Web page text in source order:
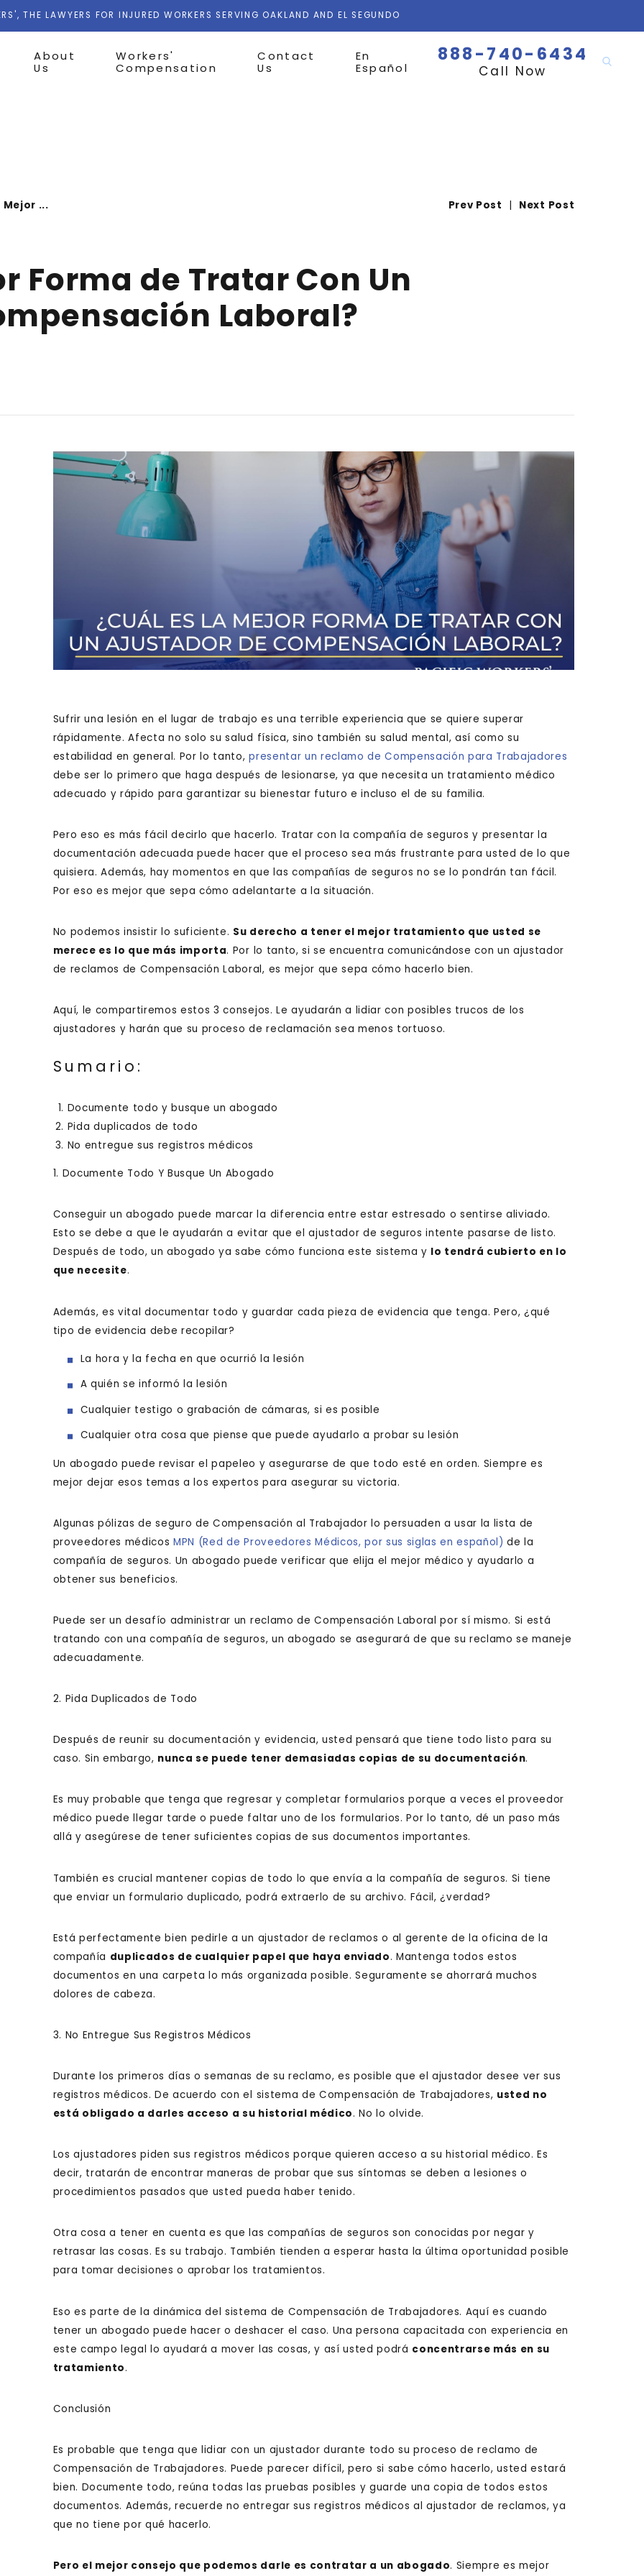
THE LAWYERS FOR INJURED WORKERS SERVING OAKLAND AND EL SEGUNDO
About
Us
Workers'
Compensation
Contact
Us
En
Español
888-740-6434
Call Now
Mejor ... Prev Post | Next Post
Forma de Tratar Con Un
Laboral?
Sufrir una lesión en el lugar de trabajo es una terrible experiencia que se quiere superar
rápidamente. Afecta no solo su salud física, sino también su salud mental, así como su
estabilidad en general. Por lo tanto,presentar un reclamo de Compensación para Trabajadores
debe ser lo primero que haga después de lesionarse, ya que necesita un tratamiento médico
adecuado y rápido para garantizar su bienestar futuro e incluso el de su familia.
Pero eso es más fácil decirlo que hacerlo. Tratar con la compañía de seguros y presentar la
documentación adecuada puede hacer que el proceso sea más frustrante para usted de lo que
quisiera. Además, hay momentos en que las compañías de seguros no se lo pondrán tan fácil.
Por eso es mejor que sepa cómo adelantarte a la situación.
No podemos insistir lo suficiente. Su derecho a tener el mejor tratamiento que usted se
merece es lo que más importa. Por lo tanto, si se encuentra comunicándose con un ajustador
de reclamos de Compensación Laboral, es mejor que sepa cómo hacerlo bien.
Aquí, le compartiremos estos 3 consejos. Le ayudarán a lidiar con posibles trucos de los
ajustadores y harán que su proceso de reclamación sea menos tortuoso.
Sumario:
Documente todo y busque un abogado
Pida duplicados de todo
No entregue sus registros médicos
1. Documente Todo Y Busque Un Abogado
Conseguir un abogado puede marcar la diferencia entre estar estresado o sentirse aliviado.
Esto se debe a que le ayudarán a evitar que el ajustador de seguros intente pasarse de listo.
Después de todo, un abogado ya sabe cómo funciona este sistema y lo tendrá cubierto en lo
que necesite.
Además, es vital documentar todo y guardar cada pieza de evidencia que tenga. Pero, ¿qué
tipo de evidencia debe recopilar?
La hora y la fecha en que ocurrió la lesión
A quién se informó la lesión
Cualquier testigo o grabación de cámaras, si es posible
Cualquier otra cosa que piense que puede ayudarlo a probar su lesión
Un abogado puede revisar el papeleo y asegurarse de que todo esté en orden. Siempre es
mejor dejar esos temas a los expertos para asegurar su victoria.
Algunas pólizas de seguro de Compensación al Trabajador lo persuaden a usar la lista de
proveedores médicosMPN (Red de Proveedores Médicos, por sus siglas en español) de la
compañía de seguros. Un abogado puede verificar que elija el mejor médico y ayudarlo a
obtener sus beneficios.
Puede ser un desafío administrar un reclamo de Compensación Laboral por sí mismo. Si está
tratando con una compañía de seguros, un abogado se asegurará de que su reclamo se maneje
adecuadamente.
2. Pida Duplicados de Todo
Después de reunir su documentación y evidencia, usted pensará que tiene todo listo para su
caso. Sin embargo, nunca se puede tener demasiadas copias de su documentación.
Es muy probable que tenga que regresar y completar formularios porque a veces el proveedor
médico puede llegar tarde o puede faltar uno de los formularios. Por lo tanto, dé un paso más
allá y asegúrese de tener suficientes copias de sus documentos importantes.
También es crucial mantener copias de todo lo que envía a la compañía de seguros. Si tiene
que enviar un formulario duplicado, podrá extraerlo de su archivo. Fácil, ¿verdad?
Está perfectamente bien pedirle a un ajustador de reclamos o al gerente de la oficina de la
compañía duplicados de cualquier papel que haya enviado. Mantenga todos estos
documentos en una carpeta lo más organizada posible. Seguramente se ahorrará muchos
dolores de cabeza.
3. No Entregue Sus Registros Médicos
Durante los primeros días o semanas de su reclamo, es posible que el ajustador desee ver sus
registros médicos. De acuerdo con el sistema de Compensación de Trabajadores, usted no
está obligado a darles acceso a su historial médico. No lo olvide.
Los ajustadores piden sus registros médicos porque quieren acceso a su historial médico. Es
decir, tratarán de encontrar maneras de probar que sus síntomas se deben a lesiones o
procedimientos pasados que usted pueda haber tenido.
Otra cosa a tener en cuenta es que las compañías de seguros son conocidas por negar y
retrasar las cosas. Es su trabajo. También tienden a esperar hasta la última oportunidad posible
para tomar decisiones o aprobar los tratamientos.
Eso es parte de la dinámica del sistema de Compensación de Trabajadores. Aquí es cuando
tener un abogado puede hacer o deshacer el caso. Una persona capacitada con experiencia en
este campo legal lo ayudará a mover las cosas, y así usted podrá concentrarse más en su
tratamiento.
Conclusión
Es probable que tenga que lidiar con un ajustador durante todo su proceso de reclamo de
Compensación de Trabajadores. Puede parecer difícil, pero si sabe cómo hacerlo, usted estará
bien. Documente todo, reúna todas las pruebas posibles y guarde una copia de todos estos
documentos. Además, recuerde no entregar sus registros médicos al ajustador de reclamos, ya
que no tiene por qué hacerlo.
Pero el mejor consejo que podemos darle es contratar a un abogado. Siempre es mejor